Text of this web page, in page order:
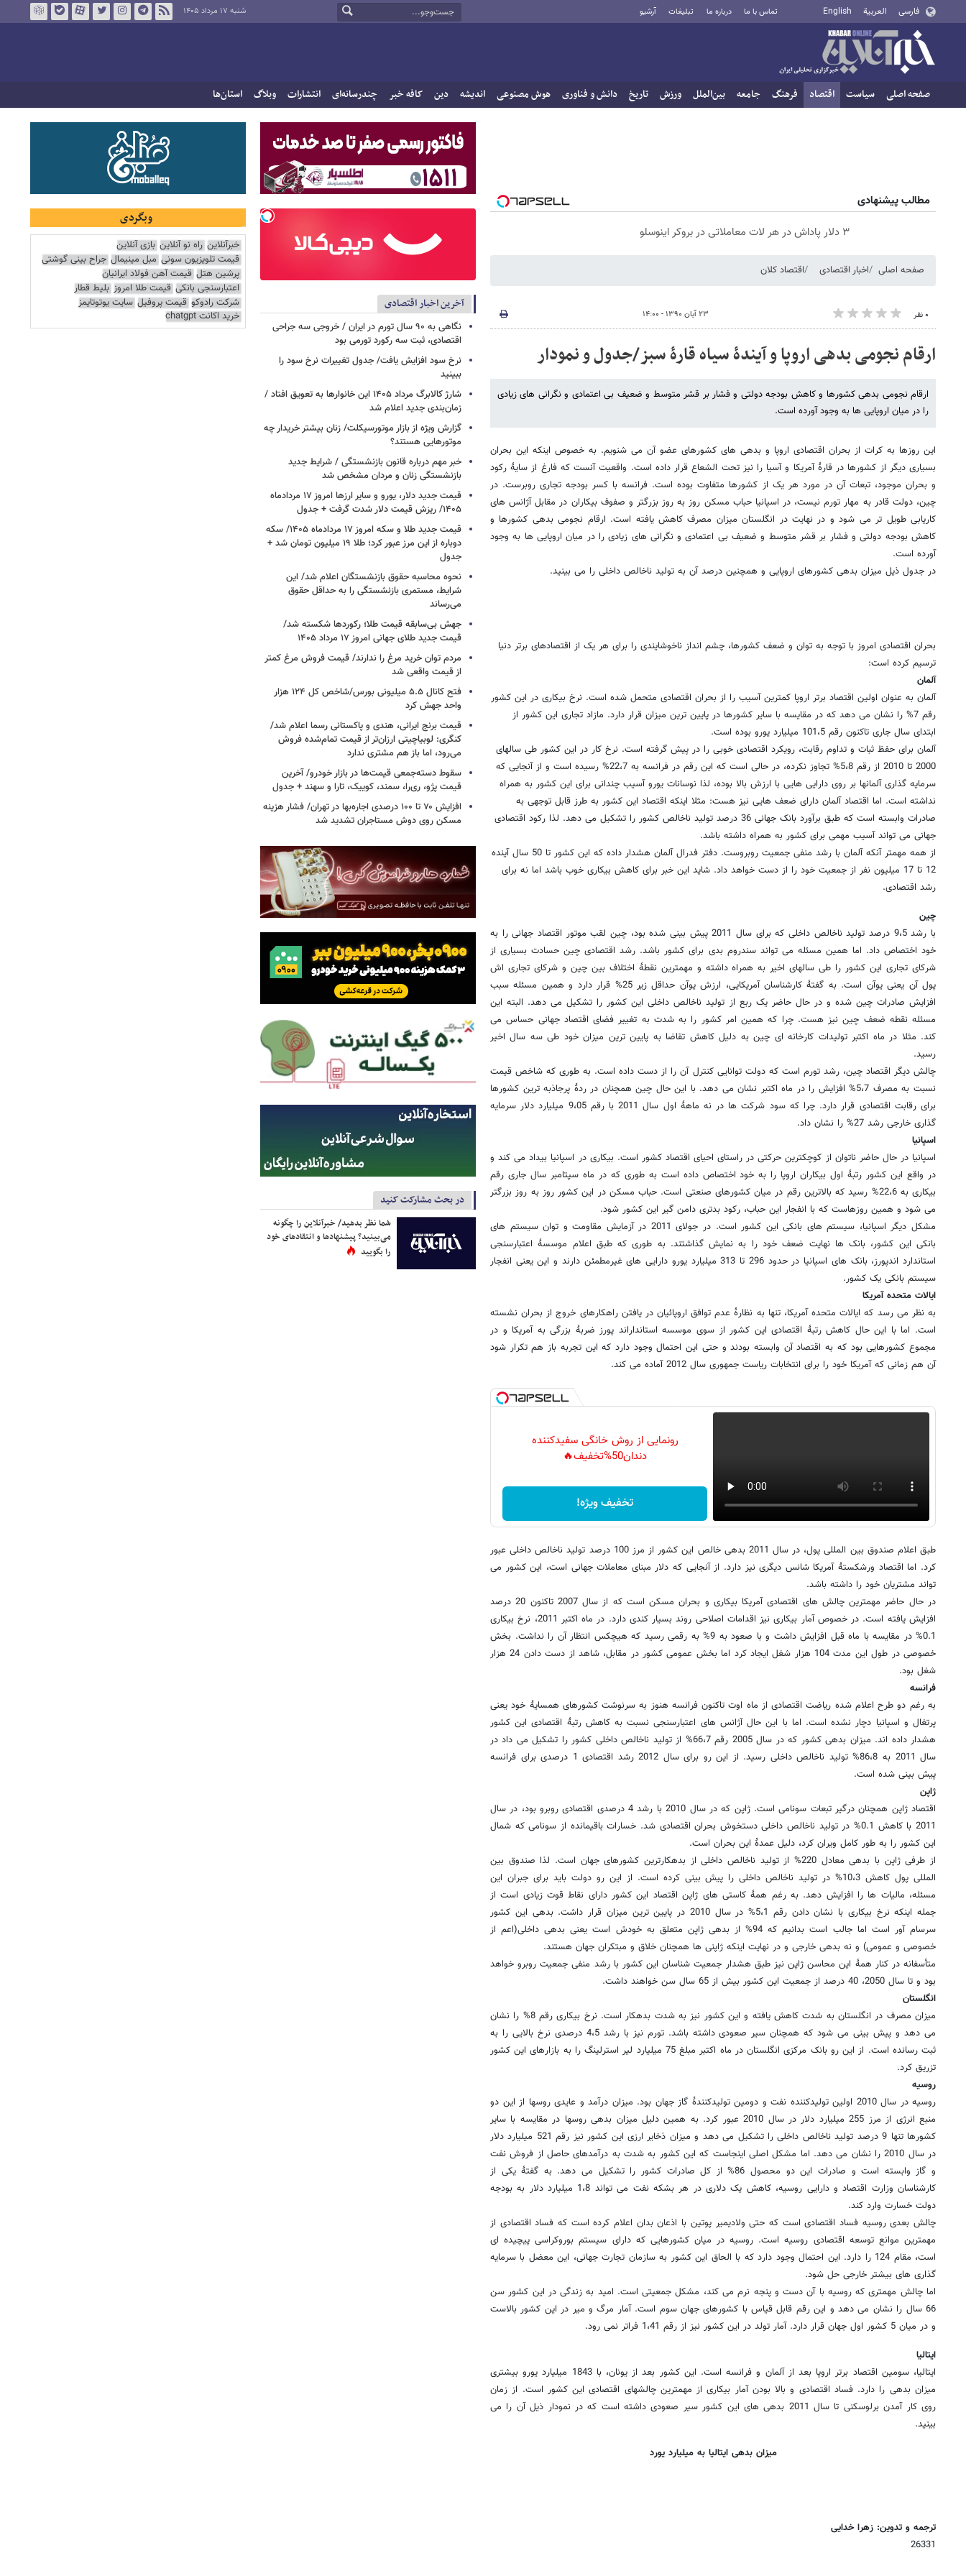
فارسی العربية English تماس با ما درباره ما تبلیغات آرشیو شنبه ۱۷ مرداد ۱۴۰۵
صفحه اصلی سیاست اقتصاد فرهنگ جامعه بین‌الملل ورزش تاریخ دانش و فناوری هوش مصنوعی اندیشه دین کافه خبر چندرسانه‌ای انتشارات وبلاگ استان‌ها
مطالب پیشنهادی
۳ دلار پاداش در هر لات معاملاتی در بروکر اینوسلو
صفحه اصلی اخبار اقتصادی اقتصاد کلان
۰ نفر ۲۳ آبان ۱۳۹۰ - ۱۴:۰۰
ارقام نجومی بدهی اروپا و آیندۀ سیاه قارۀ سبز/جدول و نمودار
ارقام نجومی بدهی کشورها و کاهش بودجه دولتی و فشار بر قشر متوسط و ضعیف بی اعتمادی و نگرانی های زیادی
را در میان اروپایی ها به وجود آورده است.
این روزها به کرات از بحران اقتصادی اروپا و بدهی های کشورهای عضو آن می شنویم. به خصوص اینکه این بحران
بسیاری دیگر از کشورها در قارۀ آمریکا و آسیا را نیز تحت الشعاع قرار داده است. واقعیت آنست که فارغ از سایۀ رکود
و بحران موجود، تبعات آن در مورد هر یک از کشورها متفاوت بوده است. فرانسه با کسر بودجه تجاری روبرست. در
چین، دولت قادر به مهار تورم نیست، در اسپانیا حباب مسکن روز به روز بزرگتر و صفوف بیکاران در مقابل آژانس های
کاریابی طویل تر می شود و در نهایت در انگلستان میزان مصرف کاهش یافته است. ارقام نجومی بدهی کشورها و
کاهش بودجه دولتی و فشار بر قشر متوسط و ضعیف بی اعتمادی و نگرانی های زیادی را در میان اروپایی ها به وجود
آورده است.
در جدول ذیل میزان بدهی کشورهای اروپایی و همچنین درصد آن به تولید ناخالص داخلی را می بینید.
بحران اقتصادی امروز با توجه به توان و ضعف کشورها، چشم انداز ناخوشایندی را برای هر یک از اقتصادهای برتر دنیا
ترسیم کرده است:
آلمان
آلمان به عنوان اولین اقتصاد برتر اروپا کمترین آسیب را از بحران اقتصادی متحمل شده است. نرخ بیکاری در این کشور
رقم 7% را نشان می دهد که در مقایسه با سایر کشورها در پایین ترین میزان قرار دارد. مازاد تجاری این کشور از
ابتدای سال جاری تاکنون رقم 101،5 میلیارد یورو بوده است.
آلمان برای حفظ ثبات و تداوم رقابت، رویکرد اقتصادی خوبی را در پیش گرفته است. نرخ کار در این کشور طی سالهای
2000 تا 2010 از رقم 5،8% تجاوز نکرده، در حالی است که این رقم در فرانسه به 22،7% رسیده است و از آنجایی که
سرمایه گذاری آلمانها بر روی دارایی هایی با ارزش بالا بوده، لذا نوسانات یورو آسیب چندانی برای این کشور به همراه
نداشته است. اما اقتصاد آلمان دارای ضعف هایی نیز هست: مثلا اینکه اقتصاد این کشور به طرز قابل توجهی به
صادرات وابسته است که طبق برآورد بانک جهانی 36 درصد تولید ناخالص کشور را تشکیل می دهد. لذا رکود اقتصادی
جهانی می تواند آسیب مهمی برای کشور به همراه داشته باشد.
از همه مهمتر آنکه آلمان با رشد منفی جمعیت روبروست. دفتر فدرال آلمان هشدار داده که این کشور تا 50 سال آینده
12 تا 17 میلیون نفر از جمعیت خود را از دست خواهد داد. شاید این خبر برای کاهش بیکاری خوب باشد اما نه برای
رشد اقتصادی.
چین
با رشد 9،5 درصد تولید ناخالص داخلی که برای سال 2011 پیش بینی شده بود، چین لقب موتور اقتصاد جهانی را به
خود اختصاص داد. اما همین مسئله می تواند سندروم بدی برای کشور باشد. رشد اقتصادی چین حسادت بسیاری از
شرکای تجاری این کشور را طی سالهای اخیر به همراه داشته و مهمترین نقطۀ اختلاف بین چین و شرکای تجاری اش
پول آن یعنی یوآن است. به گفتۀ کارشناسان آمریکایی، ارزش یوآن حداقل زیر 25% قرار دارد و همین مسئله سبب
افزایش صادرات چین شده و در حال حاضر یک ربع از تولید ناخالص داخلی این کشور را تشکیل می دهد. البته این
مسئله نقطه ضعف چین نیز هست. چرا که همین امر کشور را به شدت به تغییر فضای اقتصاد جهانی حساس می
کند. مثلا در ماه اکتبر تولیدات کارخانه ای چین به دلیل کاهش تقاضا به پایین ترین میزان خود طی سه سال اخیر
رسید.
چالش دیگر اقتصاد چین، رشد تورم است که دولت توانایی کنترل آن را از دست داده است. به طوری که شاخص قیمت
نسبت به مصرف 5،7% افزایش را در ماه اکتبر نشان می دهد. با این حال چین همچنان در ردۀ پرجاذبه ترین کشورها
برای رقابت اقتصادی قرار دارد. چرا که سود شرکت ها در نه ماهۀ اول سال 2011 با رقم 9،05 میلیارد دلار سرمایه
گذاری خارجی رشد 27% را نشان داد.
اسپانیا
اسپانیا در حال حاضر ناتوان از کوچکترین حرکتی در راستای احیای اقتصاد کشور است. بیکاری در اسپانیا بیداد می کند و
در واقع این کشور رتبۀ اول بیکاران اروپا را به خود اختصاص داده است به طوری که در ماه سپتامبر سال جاری رقم
بیکاری به 22،6% رسید که بالاترین رقم در میان کشورهای صنعتی است. حباب مسکن در این کشور روز به روز بزرگتر
می شود و همین روزهاست که با انفجار این حباب، رکود بدتری دامن گیر این کشور شود.
مشکل دیگر اسپانیا، سیستم های بانکی این کشور است. در جولای 2011 در آزمایش مقاومت و توان سیستم های
بانکی این کشور، بانک ها نهایت ضعف خود را به نمایش گذاشتند. به طوری که طبق اعلام موسسۀ اعتبارسنجی
استاندارد اندپورز، بانک های اسپانیا در حدود 296 تا 313 میلیارد یورو دارایی های غیرمطمئن دارند و این یعنی انفجار
سیستم بانکی یک کشور.
ایالات متحده آمریکا
به نظر می رسد که ایالات متحده آمریکا، تنها به نظارۀ عدم توافق اروپائیان در یافتن راهکارهای خروج از بحران نشسته
است. اما با این حال کاهش رتبۀ اقتصادی این کشور از سوی موسسه استانداراند پورز ضربۀ بزرگی به آمریکا و در
مجموع کشورهایی بود که به اقتصاد آن وابسته بودند و حتی این احتمال وجود دارد که این تجربه باز هم تکرار شود
آن هم زمانی که آمریکا خود را برای انتخابات ریاست جمهوری سال 2012 آماده می کند.
رونمایی از روش خانگی سفیدکننده
دندان50%تخفیف🔥
تخفیف ویژه!
طبق اعلام صندوق بین المللی پول، در سال 2011 بدهی خالص این کشور از مرز 100 درصد تولید ناخالص داخلی عبور
کرد. اما اقتصاد ورشکستۀ آمریکا شانس دیگری نیز دارد. از آنجایی که دلار مبنای معاملات جهانی است، این کشور می
تواند مشتریان خود را داشته باشد.
در حال حاضر مهمترین چالش های اقتصادی آمریکا بیکاری و بحران مسکن است که از سال 2007 تاکنون 20 درصد
افزایش یافته است. در خصوص آمار بیکاری نیز اقدامات اصلاحی روند بسیار کندی دارد. در ماه اکتبر 2011، نرخ بیکاری
0.1% در مقایسه با ماه قبل افزایش داشت و با صعود به 9% به رقمی رسید که هیچکس انتظار آن را نداشت. بخش
خصوصی در طول این مدت 104 هزار شغل ایجاد کرد اما بخش عمومی کشور در مقابل، شاهد از دست دادن 24 هزار
شغل بود.
فرانسه
به رغم دو طرح اعلام شده ریاضت اقتصادی از ماه اوت تاکنون فرانسه هنوز به سرنوشت کشورهای همسایۀ خود یعنی
پرتغال و اسپانیا دچار نشده است. اما با این حال آژانس های اعتبارسنجی نسبت به کاهش رتبۀ اقتصادی این کشور
هشدار داده اند. میزان بدهی کشور که در سال 2005 رقم 66،7% از تولید ناخالص داخلی کشور را تشکیل می داد در
سال 2011 به 86،8% تولید ناخالص داخلی رسید. از این رو برای سال 2012 رشد اقتصادی 1 درصدی برای فرانسه
پیش بینی شده است.
ژاپن
اقتصاد ژاپن همچنان درگیر تبعات سونامی است. ژاپن که در سال 2010 با رشد 4 درصدی اقتصادی روبرو بود، در سال
2011 با کاهش 0.1% در تولید ناخالص داخلی دستخوش بحران اقتصادی شد. خسارات باقیمانده از سونامی که شمال
این کشور را به طور کامل ویران کرد، دلیل عمدۀ این بحران است.
از طرفی ژاپن با بدهی معادل 220% از تولید ناخالص داخلی از بدهکارترین کشورهای جهان است. لذا صندوق بین
المللی پول کاهش 10،3% در تولید ناخالص داخلی را پیش بینی کرده است. از این رو دولت باید برای جبران این
مسئله، مالیات ها را افزایش دهد. به رغم همۀ کاستی های ژاپن اقتصاد این کشور دارای نقاط قوت زیادی است از
جمله اینکه نرخ بیکاری با نشان دادن رقم 5،1% در سال 2010 در پایین ترین میزان قرار داشت. بدهی این کشور
سرسام آور است اما جالب است بدانیم که 94% از بدهی ژاپن متعلق به خودش است یعنی بدهی داخلی(اعم از
خصوصی و عمومی) و نه بدهی خارجی و در نهایت اینکه ژاپنی ها همچنان خلاق و مبتکران جهان هستند.
متأسفانه در کنار همۀ این محاسن ژاپن نیز طبق هشدار جمعیت شناسان این کشور با رشد منفی جمعیت روبرو خواهد
بود و تا سال 2050، 40 درصد از جمعیت این کشور بیش از 65 سال سن خواهند داشت.
انگلستان
میزان مصرف در انگلستان به شدت کاهش یافته و این کشور نیز به شدت بدهکار است. نرخ بیکاری رقم 8% را نشان
می دهد و پیش بینی می شود که همچنان سیر صعودی داشته باشد. تورم نیز با رشد 4،5 درصدی نرخ بالایی را به
ثبت رسانده است. از این رو بانک مرکزی انگلستان در ماه اکتبر مبلغ 75 میلیارد لیر استرلینگ را به بازارهای این کشور
تزریق کرد.
روسیه
روسیه در سال 2010 اولین تولیدکننده نفت و دومین تولیدکنندۀ گاز جهان بود. میزان درآمد و عایدی روسها از این دو
منبع انرژی از مرز 255 میلیارد دلار در سال 2010 عبور کرد. به همین دلیل میزان بدهی روسها در مقایسه با سایر
کشورها تنها 9 درصد تولید ناخالص داخلی را تشکیل می دهد و میزان ذخایر ارزی این کشور نیز رقم 521 میلیارد دلار
در سال 2010 را نشان می دهد. اما مشکل اصلی اینجاست که این کشور به شدت به درآمدهای حاصل از فروش نفت
و گاز وابسته است و صادرات این دو محصول 86% از کل صادرات کشور را تشکیل می دهد. به گفتۀ یکی از
کارشناسان وزارت اقتصاد و دارایی روسیه، کاهش یک دلاری در هر بشکه نفت می تواند 1،8 میلیارد دلار به بودجه
دولت خسارت وارد کند.
چالش بعدی روسیه فساد اقتصادی است که حتی ولادیمیر پوتین با اذعان بدان اعلام کرده است که فساد اقتصادی از
مهمترین موانع توسعه اقتصادی روسیه است. روسیه در میان کشورهایی که دارای سیستم بوروکراسی پیچیده ای
است، مقام 124 را دارد. این احتمال وجود دارد که با الحاق این کشور به سازمان تجارت جهانی، این معضل با سرمایه
گذاری های بیشتر خارجی حل شود.
اما چالش مهمتری که روسیه با آن دست و پنجه نرم می کند، مشکل جمعیتی است. امید به زندگی در این کشور سن
66 سال را نشان می دهد و این رقم قابل قیاس با کشورهای جهان سوم است. آمار مرگ و میر در این کشور بالاست
و در میان 5 کشور اول جهان قرار دارد. آمار تولد در این کشور نیز از رقم 1،41 فراتر نمی رود.
ایتالیا
ایتالیا، سومین اقتصاد برتر اروپا بعد از آلمان و فرانسه است. این کشور بعد از یونان، با 1843 میلیارد یورو بیشتری
میزان بدهی را دارد. فساد اقتصادی و بالا بودن آمار بیکاری از مهمترین چالشهای اقتصادی این کشور است. از زمان
روی کار آمدن برلوسکنی تا سال 2011 بدهی های این کشور سیر صعودی داشته است که در نمودار ذیل آن را می
بینید.
میزان بدهی ایتالیا به میلیارد یورد
ترجمه و تدوین: زهرا خدایی
26331
آخرین اخبار اقتصادی
نگاهی به ۹۰ سال تورم در ایران / خروجی سه جراحی
اقتصادی، ثبت سه رکورد تورمی بود
نرخ سود افزایش یافت/ جدول تغییرات نرخ سود را
ببینید
شارژ کالابرگ مرداد ۱۴۰۵ این خانوارها به تعویق افتاد /
زمان‌بندی جدید اعلام شد
گزارش ویژه از بازار موتورسیکلت/ زنان بیشتر خریدار چه
موتورهایی هستند؟
خبر مهم درباره قانون بازنشستگی / شرایط جدید
بازنشستگی زنان و مردان مشخص شد
قیمت جدید دلار، یورو و سایر ارزها امروز ۱۷ مردادماه
۱۴۰۵/ ریزش قیمت دلار شدت گرفت + جدول
قیمت جدید طلا و سکه امروز ۱۷ مردادماه ۱۴۰۵/ سکه
دوباره از این مرز عبور کرد؛ طلا ۱۹ میلیون تومان شد +
جدول
نحوه محاسبه حقوق بازنشستگان اعلام شد/ این
شرایط، مستمری بازنشستگی را به حداقل حقوق
می‌رساند
جهش بی‌سابقه قیمت طلا؛ رکوردها شکسته شد/
قیمت جدید طلای جهانی امروز ۱۷ مرداد ۱۴۰۵
مردم توان خرید مرغ را ندارند/ قیمت فروش مرغ کمتر
از قیمت واقعی شد
فتح کانال ۵.۵ میلیونی بورس/شاخص کل ۱۲۴ هزار
واحد جهش کرد
قیمت برنج ایرانی، هندی و پاکستانی رسما اعلام شد/
کنگری: لوبیاچیتی ارزان‌تر از قیمت تمام‌شده فروش
می‌رود، اما باز هم مشتری ندارد
سقوط دسته‌جمعی قیمت‌ها در بازار خودرو/ آخرین
قیمت پژو، ری‌را، سمند، کوییک، تارا و سهند + جدول
افزایش ۷۰ تا ۱۰۰ درصدی اجاره‌بها در تهران/ فشار هزینه
مسکن روی دوش مستاجران تشدید شد
در بحث مشارکت کنید
شما نظر بدهید/ خبرآنلاین را چگونه
می‌بینید؟ پیشنهادها و انتقادهای خود
را بگویید
وبگردی
خبرآنلاین راه نو آنلاین بازی آنلاین
قیمت تلویزیون سونی مبل مینیمال جراح بینی گوشتی
پرشین هتل قیمت آهن فولاد ایرانیان
اعتبارسنجی بانکی قیمت طلا امروز بلیط قطار
شرکت رادوکو قیمت پروفیل سایت یوتوتایمز
خرید اکانت chatgpt